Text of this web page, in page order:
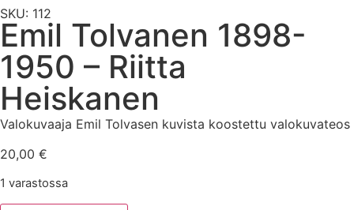
SKU: 112
Emil Tolvanen 1898-
1950 – Riitta
Heiskanen
Valokuvaaja Emil Tolvasen kuvista koostettu valokuvateos
20,00 €
1 varastossa